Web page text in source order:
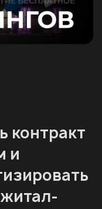
контракт
и